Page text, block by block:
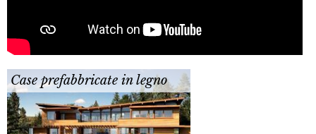
Case prefabbricate in legno